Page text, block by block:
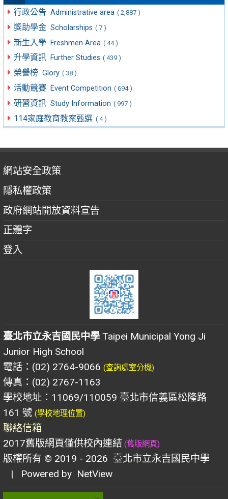
行政公告 Administrative area ( 2,887 )
獎助學金 Scholarships ( 7 )
新生入學 Freshmen Area ( 44 )
升學資訊 Further Studies ( 439 )
榮譽榜 Glory ( 38 )
活動競賽 Event Competition ( 694 )
研習資訊 Study Information ( 997 )
114家庭教育教案甄選 ( 4 )
網站安全政策
隱私權政策
政府網站開放資料宣告
正體字
登入
臺北市立永吉國民中學 Taipei Municipal Yong Ji
Junior High School
電話：(02) 2764-9066 (查詢處室分機)
傳真：(02) 2767-1163
學校地址：11069/110059 臺北市信義區松隆路
161 號 (學校地理位置)
聯絡信箱
2017舊版網頁僅供校內連結 (舊版網頁)
版權所有 © 2019 - 2026 臺北市立永吉國民中學
| Powered by NetView